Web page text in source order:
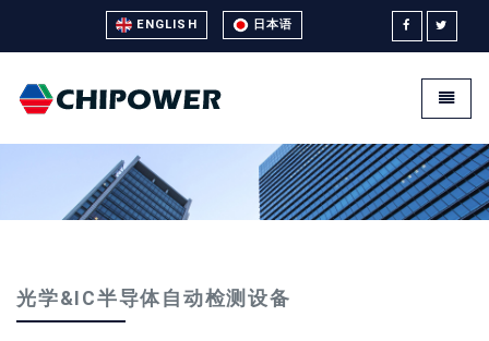
ENGLISH 日本语
Universal - go to homepage
光学&IC半导体自动检测设备